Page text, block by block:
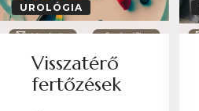
UROLÓGIA
Visszatérő
fertőzések